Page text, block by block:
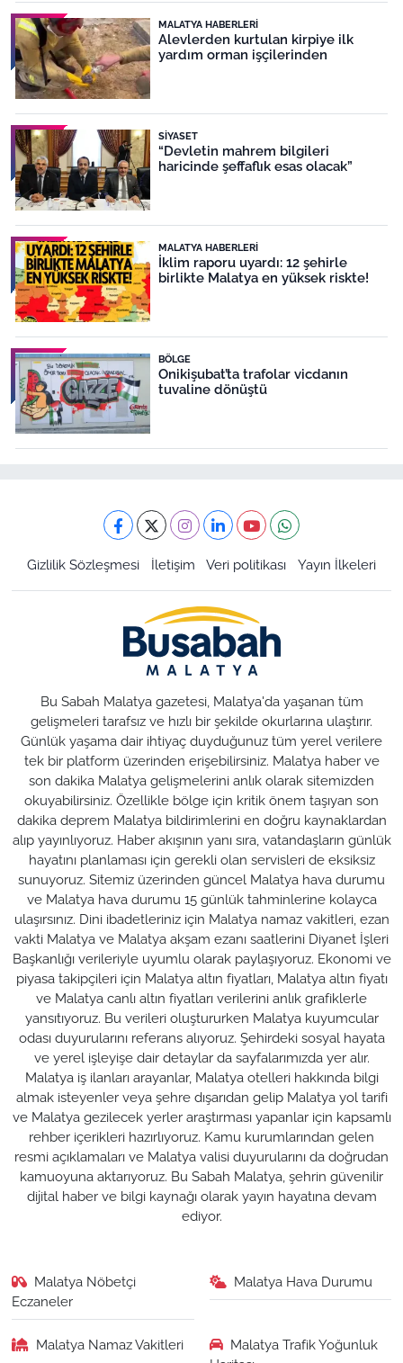
MALATYA HABERLERI
Alevlerden kurtulan kirpiye ilk
yardım orman işçilerinden
SIYASET
“Devletin mahrem bilgileri
haricinde şeffaflık esas olacak”
MALATYA HABERLERI
İklim raporu uyardı: 12 şehirle
birlikte Malatya en yüksek riskte!
BÖLGE
Onikişubat’ta trafolar vicdanın
tuvaline dönüştü
Gizlilik Sözleşmesi İletişim Veri politikası Yayın İlkeleri
Bu Sabah Malatya gazetesi, Malatya'da yaşanan tüm
gelişmeleri tarafsız ve hızlı bir şekilde okurlarına ulaştırır.
Günlük yaşama dair ihtiyaç duyduğunuz tüm yerel verilere
tek bir platform üzerinden erişebilirsiniz. Malatya haber ve
son dakika Malatya gelişmelerini anlık olarak sitemizden
okuyabilirsiniz. Özellikle bölge için kritik önem taşıyan son
dakika deprem Malatya bildirimlerini en doğru kaynaklardan
alıp yayınlıyoruz. Haber akışının yanı sıra, vatandaşların günlük
hayatını planlaması için gerekli olan servisleri de eksiksiz
sunuyoruz. Sitemiz üzerinden güncel Malatya hava durumu
ve Malatya hava durumu 15 günlük tahminlerine kolayca
ulaşırsınız. Dini ibadetleriniz için Malatya namaz vakitleri, ezan
vakti Malatya ve Malatya akşam ezanı saatlerini Diyanet İşleri
Başkanlığı verileriyle uyumlu olarak paylaşıyoruz. Ekonomi ve
piyasa takipçileri için Malatya altın fiyatları, Malatya altın fiyatı
ve Malatya canlı altın fiyatları verilerini anlık grafiklerle
yansıtıyoruz. Bu verileri oluştururken Malatya kuyumcular
odası duyurularını referans alıyoruz. Şehirdeki sosyal hayata
ve yerel işleyişe dair detaylar da sayfalarımızda yer alır.
Malatya iş ilanları arayanlar, Malatya otelleri hakkında bilgi
almak isteyenler veya şehre dışarıdan gelip Malatya yol tarifi
ve Malatya gezilecek yerler araştırması yapanlar için kapsamlı
rehber içerikleri hazırlıyoruz. Kamu kurumlarından gelen
resmi açıklamaları ve Malatya valisi duyurularını da doğrudan
kamuoyuna aktarıyoruz. Bu Sabah Malatya, şehrin güvenilir
dijital haber ve bilgi kaynağı olarak yayın hayatına devam
ediyor.
Malatya Nöbetçi
Eczaneler
Malatya Hava Durumu
Malatya Namaz Vakitleri
Malatya Trafik Yoğunluk